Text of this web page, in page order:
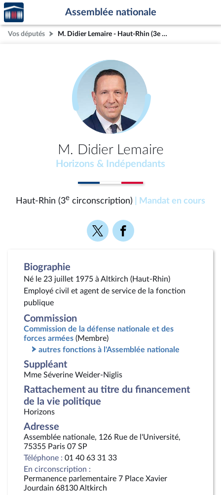
Aller au contenu
Aller en bas de la page
Accèder
à la
page
d'accueil
Assemblée nationale
Vos députés M. Didier Lemaire - Haut-Rhin (3e circonscription)
M. Didier Lemaire
Horizons & Indépendants
Haut-Rhin (3e circonscription) | Mandat en cours
Voir
la
Voir
la
Biographie
Né le 23 juillet 1975 à Altkirch (Haut-Rhin)
Employé civil et agent de service de la fonction
publique
Commission
Commission de la défense nationale et des
forces armées (Membre)
autres fonctions à l'Assemblée nationale
Suppléant
Mme Séverine Weider-Niglis
Rattachement au titre du financement
de la vie politique
Horizons
Adresse
Assemblée nationale, 126 Rue de l'Université,
75355 Paris 07 SP
Téléphone : 01 40 63 31 33
En circonscription :
Permanence parlementaire 7 Place Xavier
Jourdain 68130 Altkirch